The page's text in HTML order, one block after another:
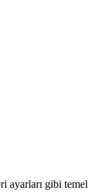
ayarları gibi temel